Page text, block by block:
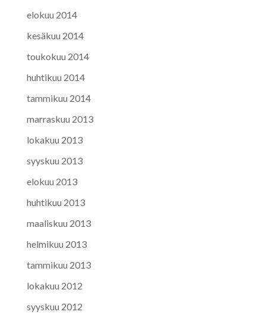
elokuu 2014
kesäkuu 2014
toukokuu 2014
huhtikuu 2014
tammikuu 2014
marraskuu 2013
lokakuu 2013
syyskuu 2013
elokuu 2013
huhtikuu 2013
maaliskuu 2013
helmikuu 2013
tammikuu 2013
lokakuu 2012
syyskuu 2012